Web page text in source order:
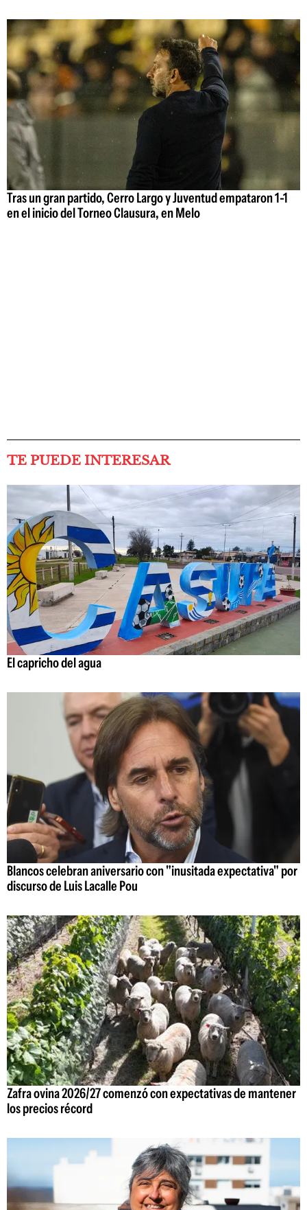
Tras un gran partido, Cerro Largo y Juventud empataron 1-1
en el inicio del Torneo Clausura, en Melo
TE PUEDE INTERESAR
El capricho del agua
Blancos celebran aniversario con "inusitada expectativa" por
discurso de Luis Lacalle Pou
Zafra ovina 2026/27 comenzó con expectativas de mantener
los precios récord